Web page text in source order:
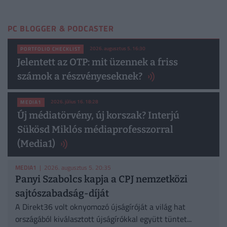
PC BLOGGER & PODCASTER
PORTFOLIO CHECKLIST 2026. augusztus 5. 16:30
Jelentett az OTP: mit üzennek a friss
számok a részvényeseknek?
MEDIA1 2026. július 16. 18:28
Új médiatörvény, új korszak? Interjú
Sükösd Miklós médiaprofesszorral
(Media1)
MEDIA1 | 2026. augusztus 5. 20:35
Panyi Szabolcs kapja a CPJ nemzetközi
sajtószabadság-díját
A Direkt36 volt oknyomozó újságíróját a világ hat
országából kiválasztott újságírókkal együtt tüntet...